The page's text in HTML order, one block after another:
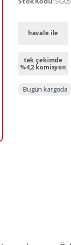
havale ile
tek çekimde
%4,2 komisyon
Bugün kargoda